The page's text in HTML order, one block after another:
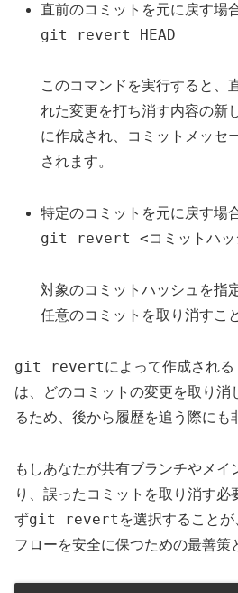
直前のコミットを元に戻す場
git revert HEAD
このコマンドを実行すると、
れた変更を打ち消す内容の新
に作成され、コミットメッセ
されます。
特定のコミットを元に戻す場
git revert <コミットハッ
対象のコミットハッシュを指
任意のコミットを取り消すこ
git revertによって作成される
は、どのコミットの変更を取り消
るため、後から履歴を追う際にも
もしあなたが共有ブランチやメイ
り、誤ったコミットを取り消す必
ずgit revert を選択すること
フローを安全に保つための最善策